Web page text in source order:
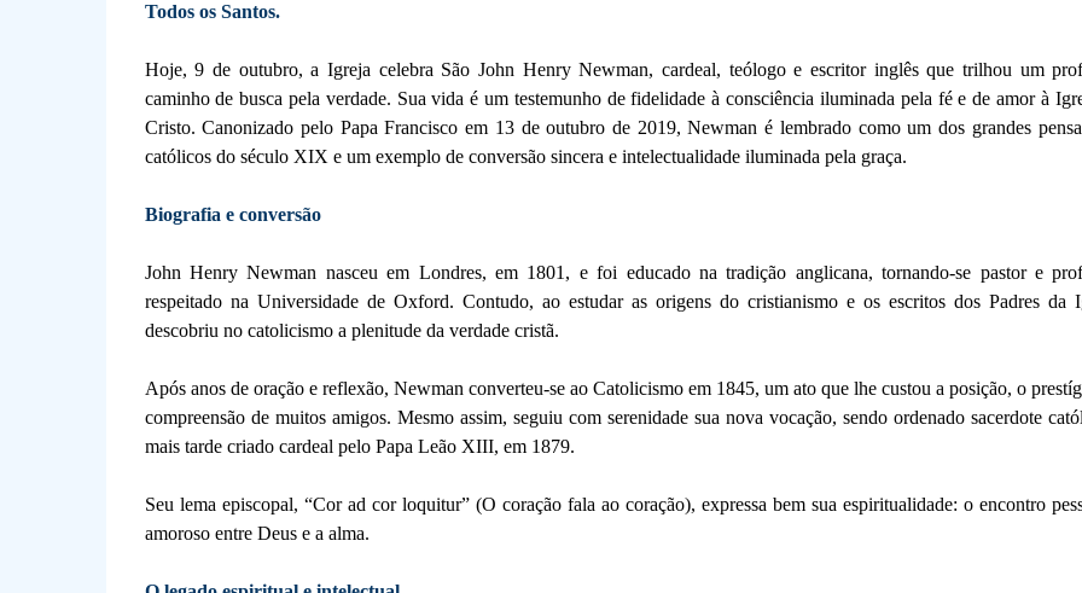
Todos os Santos.
Hoje, 9 de outubro, a Igreja celebra São John Henry Newman, cardeal, teólogo e escritor inglês que trilhou um
caminho de busca pela verdade. Sua vida é um testemunho de fidelidade à consciência iluminada pela fé e de amor à
Cristo. Canonizado pelo Papa Francisco em 13 de outubro de 2019, Newman é lembrado como um dos grandes
católicos do século XIX e um exemplo de conversão sincera e intelectualidade iluminada pela graça.
Biografia e conversão
John Henry Newman nasceu em Londres, em 1801, e foi educado na tradição anglicana, tornando-se pastor e
respeitado na Universidade de Oxford. Contudo, ao estudar as origens do cristianismo e os escritos dos Padres da
descobriu no catolicismo a plenitude da verdade cristã.
Após anos de oração e reflexão, Newman converteu-se ao Catolicismo em 1845, um ato que lhe custou a posição, o
compreensão de muitos amigos. Mesmo assim, seguiu com serenidade sua nova vocação, sendo ordenado sacerdote
mais tarde criado cardeal pelo Papa Leão XIII, em 1879.
Seu lema episcopal, “Cor ad cor loquitur” (O coração fala ao coração), expressa bem sua espiritualidade: o encontro
amoroso entre Deus e a alma.